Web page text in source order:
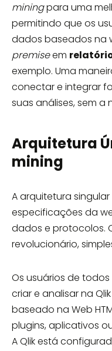
miningpara uma
permitindo que os
dados baseados na
premiseem
exemplo. Uma
conectar e integrar
suas análises, sem a
Arquitetura
mining
A arquitetura
especificações da
dados e protocolos.
revolucionário,
Os usuários de
criar e analisar na
baseado na Web
plugins, aplicativos
A Qlik está